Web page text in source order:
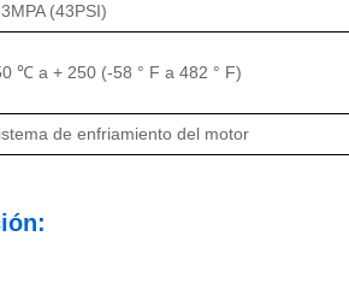
(43PSI)
℃ a + 250 (-58 ° F a 482 ° F)
de enfriamiento del motor
: